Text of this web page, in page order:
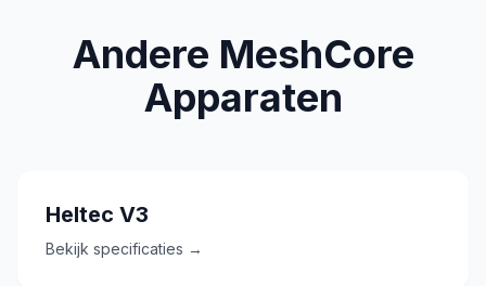
Andere MeshCore
Apparaten
Heltec V3
Bekijk specificaties →